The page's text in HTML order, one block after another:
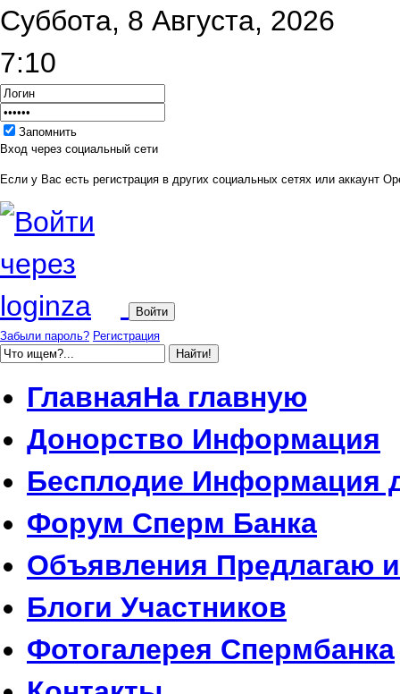
Суббота, 8 Августа, 2026
7:10
Запомнить
Вход через социальный сети
Если у Вас есть регистрация в других социальных сетях или аккаунт
Забыли пароль? Регистрация
ГлавнаяНа главную
Донорство Информация
Бесплодие Информация
Форум Сперм Банка
Объявления Предлагаю
Блоги Участников
Фотогалерея Спермбанка